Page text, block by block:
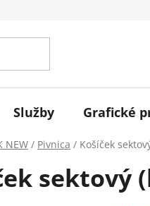
Služby Grafické
NEW / Pivnica / Košíček
sektový